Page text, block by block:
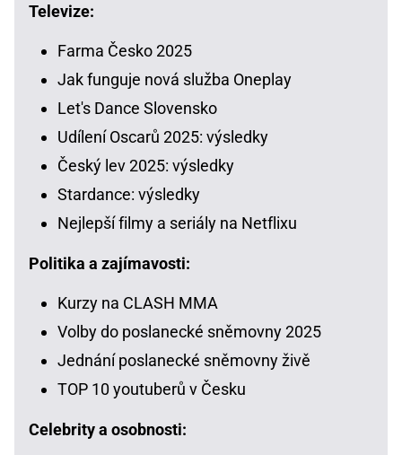
Televize:
Farma Česko 2025
Jak funguje nová služba Oneplay
Let's Dance Slovensko
Udílení Oscarů 2025: výsledky
Český lev 2025: výsledky
Stardance: výsledky
Nejlepší filmy a seriály na Netflixu
Politika a zajímavosti:
Kurzy na CLASH MMA
Volby do poslanecké sněmovny 2025
Jednání poslanecké sněmovny živě
TOP 10 youtuberů v Česku
Celebrity a osobnosti: